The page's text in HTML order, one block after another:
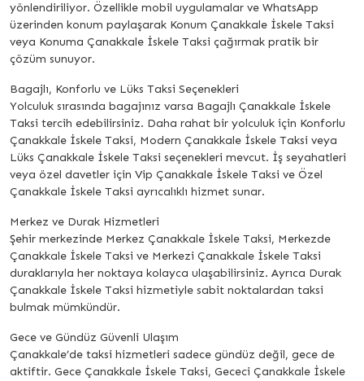
yönlendiriliyor. Özellikle mobil uygulamalar ve WhatsApp
üzerinden konum paylaşarak Konum Çanakkale İskele Taksi
veya Konuma Çanakkale İskele Taksi çağırmak pratik bir
çözüm sunuyor.
Bagajlı, Konforlu ve Lüks Taksi Seçenekleri
Yolculuk sırasında bagajınız varsa Bagajlı Çanakkale İskele
Taksi tercih edebilirsiniz. Daha rahat bir yolculuk için Konforlu
Çanakkale İskele Taksi, Modern Çanakkale İskele Taksi veya
Lüks Çanakkale İskele Taksi seçenekleri mevcut. İş seyahatleri
veya özel davetler için Vip Çanakkale İskele Taksi ve Özel
Çanakkale İskele Taksi ayrıcalıklı hizmet sunar.
Merkez ve Durak Hizmetleri
Şehir merkezinde Merkez Çanakkale İskele Taksi, Merkezde
Çanakkale İskele Taksi ve Merkezi Çanakkale İskele Taksi
duraklarıyla her noktaya kolayca ulaşabilirsiniz. Ayrıca Durak
Çanakkale İskele Taksi hizmetiyle sabit noktalardan taksi
bulmak mümkündür.
Gece ve Gündüz Güvenli Ulaşım
Çanakkale’de taksi hizmetleri sadece gündüz değil, gece de
aktiftir. Gece Çanakkale İskele Taksi, Gececi Çanakkale İskele